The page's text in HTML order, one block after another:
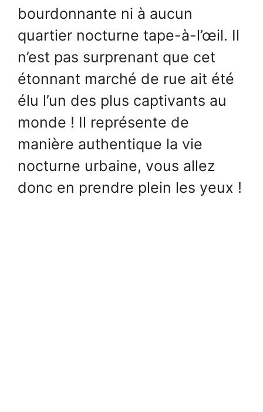
bourdonnante ni à aucun
quartier nocturne tape-à-l’œil. Il
n’est pas surprenant que cet
étonnant marché de rue ait été
élu l’un des plus captivants au
monde ! Il représente de
manière authentique la vie
nocturne urbaine, vous allez
donc en prendre plein les yeux !